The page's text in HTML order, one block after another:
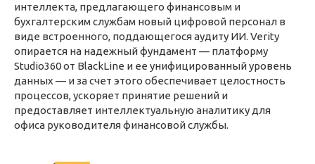
интеллекта, предлагающего финансовым и
бухгалтерским службам новый цифровой персонал в
виде встроенного, поддающегося аудиту ИИ. Verity
опирается на надежный фундамент — платформу
Studio360 от BlackLine и ее унифицированный уровень
данных — и за счет этого обеспечивает целостность
процессов, ускоряет принятие решений и
предоставляет интеллектуальную аналитику для
офиса руководителя финансовой службы.